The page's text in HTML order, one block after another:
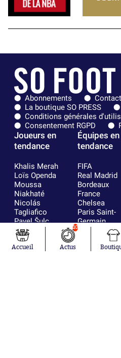
Abonnements
La boutique SO PRESS
Conditions générales
Consentement RGPD
Joueurs en
tendance
Khalis Merah
Loïs Openda
Moussa
Niakhaté
Nicolás
Tagliafico
Pavel Šulc
Gauthier Hein
Lionel Messi
Gonzalo
Équipes en
tendance
FIFA
Real Madrid
Bordeaux
France
Chelsea
Paris Saint-
Germain
Olympique
AC Milan
Accueil
10
Actus